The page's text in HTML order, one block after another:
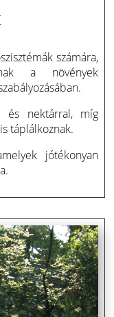
számára,
a növények
és nektárral, míg
táplálkoznak.
jótékonyan